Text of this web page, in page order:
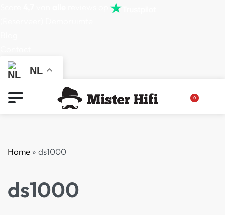
NL
0
Home » ds1000
ds1000